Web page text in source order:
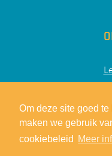
Om deze site goed
maken we gebruik
cookiebeleid
Meer
Sitemap